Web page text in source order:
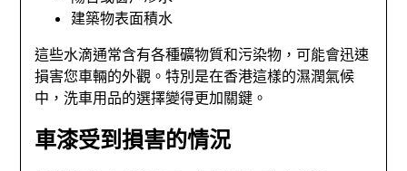
建築物表面積水
這些水滴通常含有各種礦物質和污染物，可能會迅速
損害您車輛的外觀。特別是在香港這樣的濕潤氣候
中，洗車用品的選擇變得更加關鍵。
車漆受到損害的情況